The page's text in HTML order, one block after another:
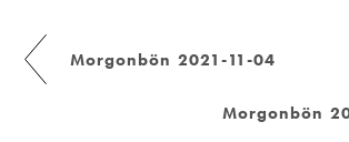
Morgonbön 2021-11-04
Morgonbön